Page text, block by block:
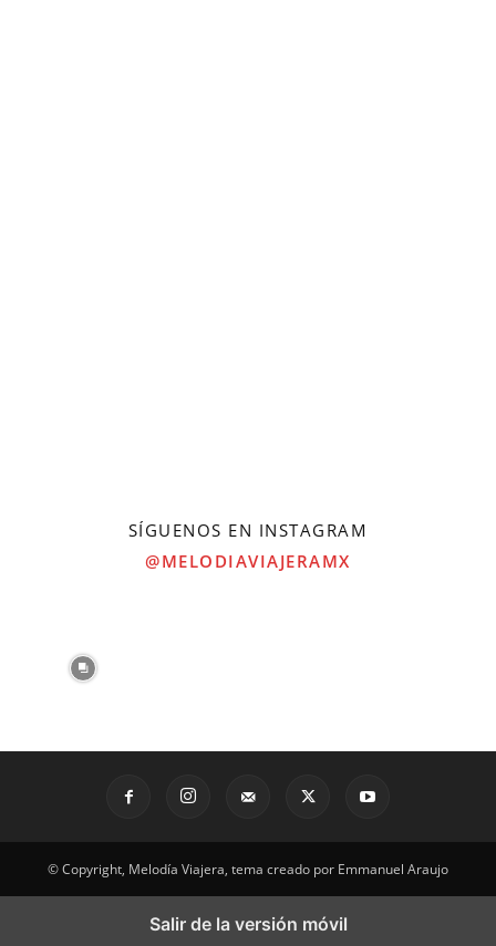
SÍGUENOS EN INSTAGRAM
@MELODIAVIAJERAMX
© Copyright, Melodía Viajera, tema creado por Emmanuel Araujo
Salir de la versión móvil